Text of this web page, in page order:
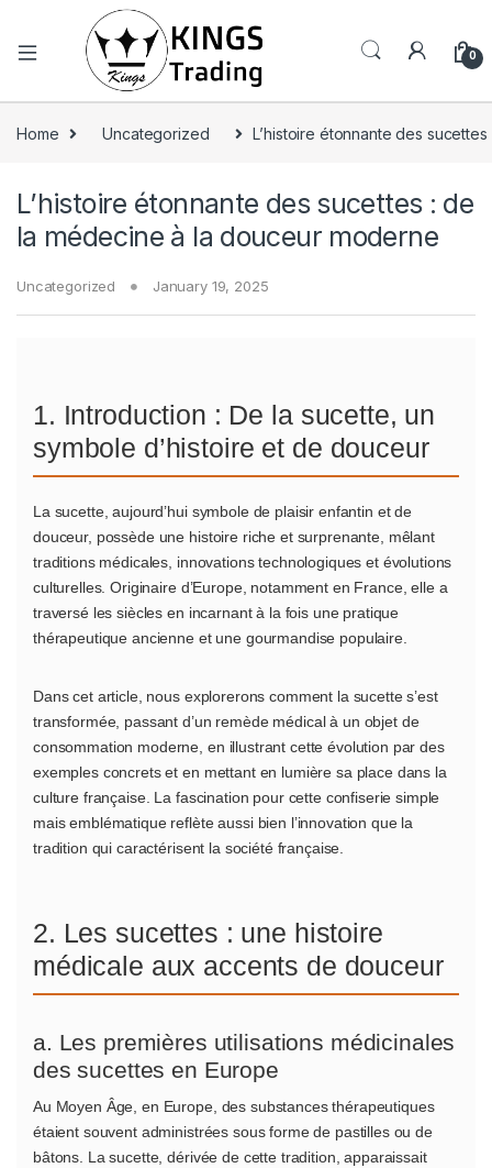
0
Home Uncategorized L’histoire étonnante des
L’histoire étonnante des sucettes : de
la médecine à la douceur moderne
Uncategorized January 19, 2025
1. Introduction : De la sucette, un
symbole d’histoire et de douceur
La sucette, aujourd’hui symbole de plaisir enfantin et de
douceur, possède une histoire riche et surprenante, mêlant
traditions médicales, innovations technologiques et évolutions
culturelles. Originaire d’Europe, notamment en France, elle a
traversé les siècles en incarnant à la fois une pratique
thérapeutique ancienne et une gourmandise populaire.
Dans cet article, nous explorerons comment la sucette s’est
transformée, passant d’un remède médical à un objet de
consommation moderne, en illustrant cette évolution par des
exemples concrets et en mettant en lumière sa place dans la
culture française. La fascination pour cette confiserie simple
mais emblématique reflète aussi bien l’innovation que la
tradition qui caractérisent la société française.
2. Les sucettes : une histoire
médicale aux accents de douceur
a. Les premières utilisations médicinales
des sucettes en Europe
Au Moyen Âge, en Europe, des substances thérapeutiques
étaient souvent administrées sous forme de pastilles ou de
bâtons. La sucette, dérivée de cette tradition, apparaissait